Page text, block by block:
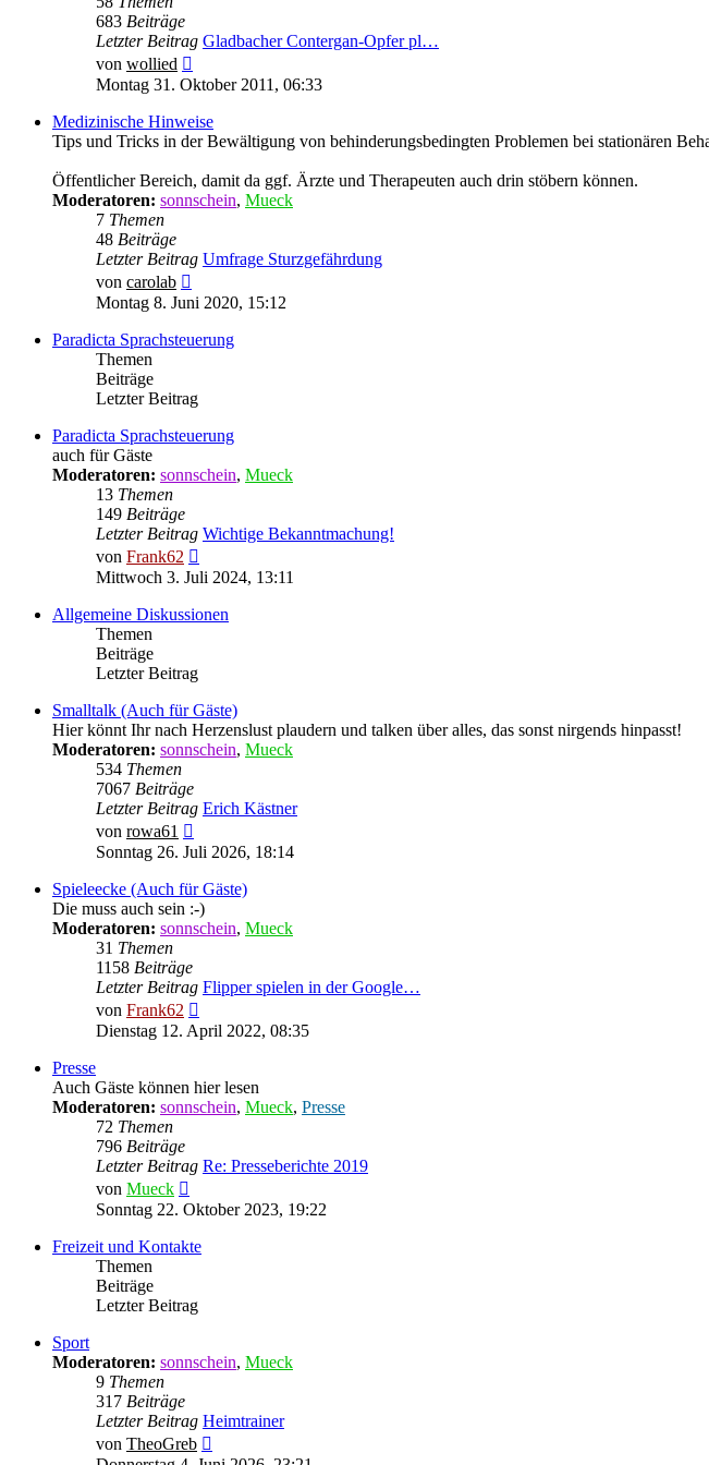
683 Beiträge
Letzter Beitrag Gladbacher Contergan-Opfer pl…
von wollied
Beitrag
Montag 31. Oktober 2011, 06:33
Medizinische Hinweise
Tips und Tricks in der Bewältigung von behinderungsbedingten Problemen bei stationären
Öffentlicher Bereich, damit da ggf. Ärzte und Therapeuten auch drin stöbern können.
Moderatoren: sonnschein, Mueck
7 Themen
48 Beiträge
Letzter Beitrag Umfrage Sturzgefährdung
von carolab
Beitrag
Montag 8. Juni 2020, 15:12
Paradicta Sprachsteuerung
Themen
Beiträge
Letzter Beitrag
Paradicta Sprachsteuerung
auch für Gäste
Moderatoren: sonnschein, Mueck
13 Themen
149 Beiträge
Letzter Beitrag Wichtige Bekanntmachung!
von Frank62
Beitrag
Mittwoch 3. Juli 2024, 13:11
Allgemeine Diskussionen
Themen
Beiträge
Letzter Beitrag
Smalltalk (Auch für Gäste)
Hier könnt Ihr nach Herzenslust plaudern und talken über alles, das sonst nirgends hinpasst!
Moderatoren: sonnschein, Mueck
534 Themen
7067 Beiträge
Letzter Beitrag Erich Kästner
von rowa61
Beitrag
Sonntag 26. Juli 2026, 18:14
Spieleecke (Auch für Gäste)
Die muss auch sein :-)
Moderatoren: sonnschein, Mueck
31 Themen
1158 Beiträge
Letzter Beitrag Flipper spielen in der Google…
von Frank62
Beitrag
Dienstag 12. April 2022, 08:35
Presse
Auch Gäste können hier lesen
Moderatoren: sonnschein, Mueck, Presse
72 Themen
796 Beiträge
Letzter Beitrag Re: Presseberichte 2019
von Mueck
Beitrag
Sonntag 22. Oktober 2023, 19:22
Freizeit und Kontakte
Themen
Beiträge
Letzter Beitrag
Sport
Moderatoren: sonnschein, Mueck
9 Themen
317 Beiträge
Letzter Beitrag Heimtrainer
von TheoGreb
Beitrag